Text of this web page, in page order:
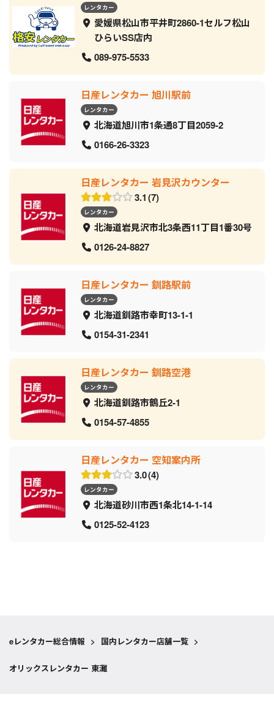
レンタカー
愛媛県松山市平井町2860-1セルフ松山
ひらいSS店内
089-975-5533
日産レンタカー 旭川駅前
レンタカー
北海道旭川市1条通8丁目2059‐2
0166-26-3323
日産レンタカー 岩見沢カウンター
3.1 7
レンタカー
北海道岩見沢市北3条西11丁目1番30号
0126-24-8827
日産レンタカー 釧路駅前
レンタカー
北海道釧路市幸町13-1-1
0154-31-2341
日産レンタカー 釧路空港
レンタカー
北海道釧路市鶴丘2-1
0154-57-4855
日産レンタカー 空知案内所
3.0 4
レンタカー
北海道砂川市西1条北14-1-14
0125-52-4123
eレンタカー総合情報 > 国内レンタカー店舗一覧 >
オリックスレンタカー 東灘